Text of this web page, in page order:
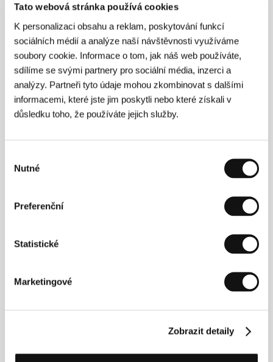
Tato webová stránka používá cookies
K personalizaci obsahu a reklam, poskytování funkcí
sociálních médií a analýze naší návštěvnosti využíváme
soubory cookie. Informace o tom, jak náš web používáte,
sdílíme se svými partnery pro sociální média, inzerci a
analýzy. Partneři tyto údaje mohou zkombinovat s dalšími
informacemi, které jste jim poskytli nebo které získali v
důsledku toho, že používáte jejich služby.
souhlasu
Nutné
Preferenční
Statistické
Marketingové
Zobrazit detaily
Sekce:Návraty k pramenům
Vzestup
(Ascent)
Režie: Fiona Tan / Nizozemsko, Japonsko, 2016, 80 min
Sekce:Imagina
Vzpomínky v barvě khaki
(Hoje eu quero voltar sozinho)
(Qing song jia yu kuai)